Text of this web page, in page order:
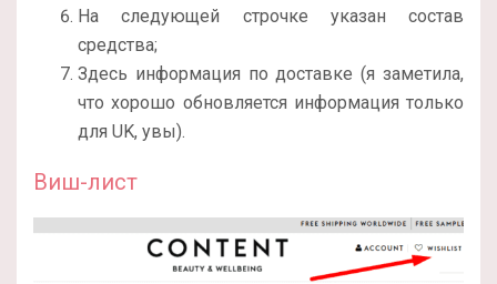
На следующей строчке указан состав
средства;
Здесь информация по доставке (я заметила,
что хорошо обновляется информация только
для UK, увы).
Виш-лист